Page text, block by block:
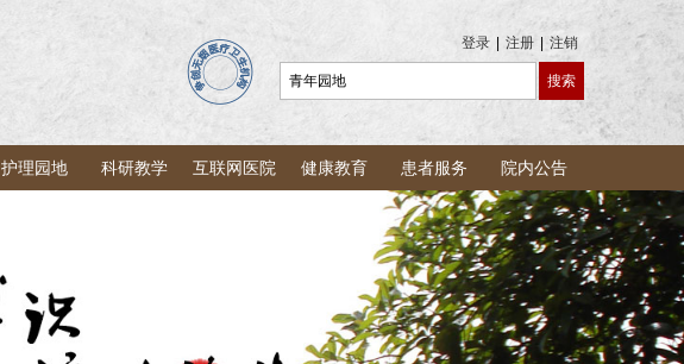
登录 注册 注销
护理园地 科研教学 互联网医院 健康教育 患者服务 院内公告